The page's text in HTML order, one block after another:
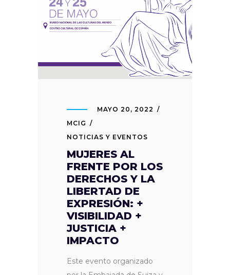
MAYO 20, 2022
MCIG
NOTICIAS Y EVENTOS
MUJERES AL
FRENTE POR LOS
DERECHOS Y LA
LIBERTAD DE
EXPRESIÓN: +
VISIBILIDAD +
JUSTICIA +
IMPACTO
Este evento organizado